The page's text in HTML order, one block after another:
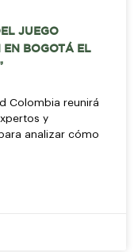
JUEGO
EN BOGOTÁ EL
Colombia reunirá
y
analizar cómo